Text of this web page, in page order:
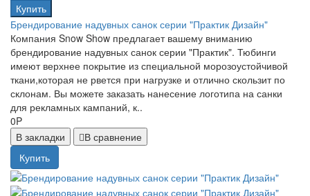
Купить
Брендирование надувных санок серии "Практик Дизайн"
Компания Snow Show предлагает вашему вниманию
брендирование надувных санок серии "Практик". Тюбинги
имеют верхнее покрытие из специальной морозоустойчивой
ткани,которая не рвется при нагрузке и отлично скользит по
склонам. Вы можете заказать нанесение логотипа на санки
для рекламных кампаний, к..
0P
В закладки
В сравнение
Купить